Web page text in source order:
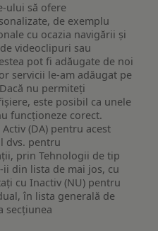
ului să ofere
de exemplu
cu ocazia navigării și
videoclipuri sau
pot fi adăugate de noi
servicii le-am adăugat pe
nu permiteți
este posibil ca unele
funcționeze corect.
(DA) pentru acest
dvs. pentru
prin Tehnologii de tip
din lista de mai jos, cu
cu Inactiv (NU) pentru
în lista generală de
secțiunea